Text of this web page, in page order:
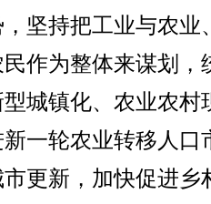
坚持把工业与农业
作为整体来谋划，
城镇化、农业农村
一轮农业转移人口
更新，加快促进乡